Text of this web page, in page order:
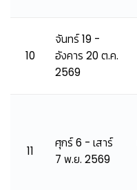
10
จันทร์ 19 -
อังคาร 20 ต.ค.
2569
11
ศุกร์ 6 - เสาร์
7 พ.ย. 2569